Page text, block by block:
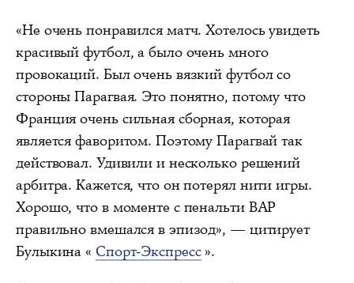
«Не очень понравился матч. Хотелось увидеть
красивый футбол, а было очень много
провокаций. Был очень вязкий футбол со
стороны Парагвая. Это понятно, потому что
Франция очень сильная сборная, которая
является фаворитом. Поэтому Парагвай так
действовал. Удивили и несколько решений
арбитра. Кажется, что он потерял нити игры.
Хорошо, что в моменте с пенальти ВАР
правильно вмешался в эпизод», — цитирует
Булыкина « Спорт-Экспресс».